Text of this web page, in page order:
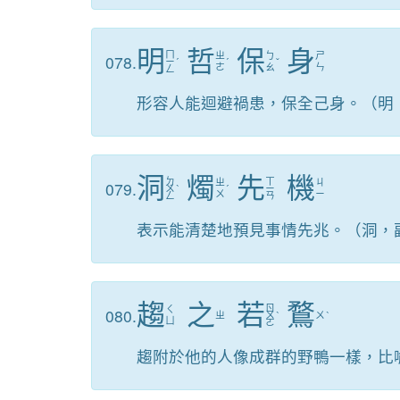
078.明 ㄇ
ㄧ
ㄥ
ˊ 哲ㄓ
ㄜ ˊ 保 ㄅ
ㄠˇ 身 ㄕ
ㄣ
形容人能迴避禍患，保全己身。（
079.洞 ㄉ
ㄨ
ㄥ
ˋ 燭 ㄓ
ㄨ ˊ 先ㄒ
ㄧ
ㄢ 機 ㄐ
ㄧ
表示能清楚地預見事情先兆。（洞
080.趨 ㄑ
之 ㄓ 若 ㄖ
ㄨ
ㄛ
ˋ 鶩 ㄨ ˋ
趨附於他的人像成群的野鴨一樣，